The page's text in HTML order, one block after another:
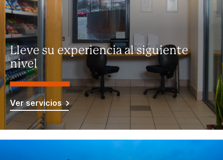
Lleve su experiencia al siguiente
nivel
Ver servicios